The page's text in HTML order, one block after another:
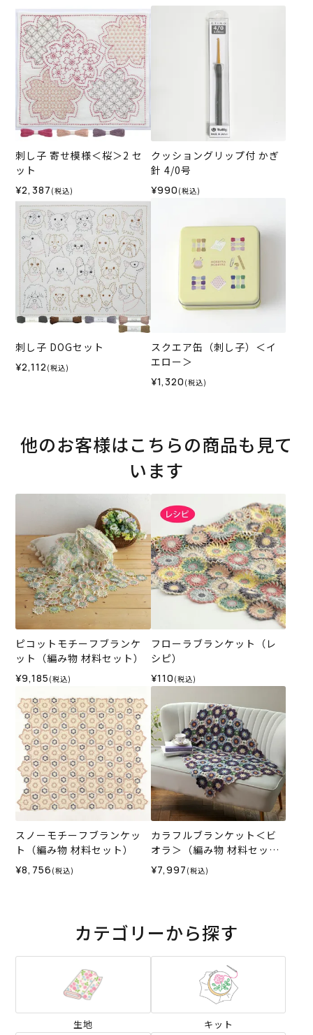
刺し子 寄せ模様＜桜＞2 セ
ット
¥2,387 (税込)
クッショングリップ付 かぎ
針 4/0号
¥990 (税込)
刺し子 DOGセット
¥2,112 (税込)
スクエア缶（刺し子）＜イ
エロー＞
¥1,320 (税込)
他のお客様はこちらの商品も見て
います
ピコットモチーフブランケ
ット（編み物 材料セット）
¥9,185 (税込)
フローラブランケット（レ
シピ）
¥110 (税込)
スノーモチーフブランケッ
ト（編み物 材料セット）
¥8,756 (税込)
カラフルブランケット＜ビ
オラ＞（編み物 材料セッ
ト）
¥7,997 (税込)
カテゴリーから探す
生地 キット